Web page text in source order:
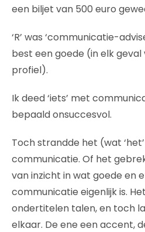
een biljet van 500 euro
‘R’ was ‘communicatie-
best een goede (in elk
profiel).
Ik deed ‘iets’ met
bepaald onsuccesvol.
Toch strandde het (wat
communicatie. Of het
van inzicht in wat goede en
communicatie eigenlijk is.
ondertitelen talen, en toch
elkaar. De ene een accent,